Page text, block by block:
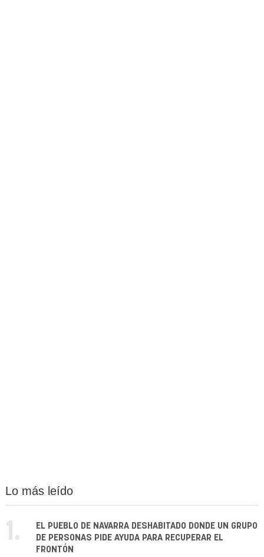
Lo más leído
1.
EL PUEBLO DE NAVARRA DESHABITADO DONDE UN GRUPO
DE PERSONAS PIDE AYUDA PARA RECUPERAR EL
FRONTÓN